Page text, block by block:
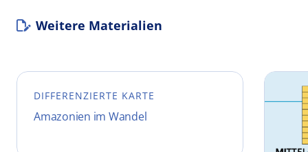
Weitere Materialien
DIFFERENZIERTE KARTE
Amazonien im Wandel